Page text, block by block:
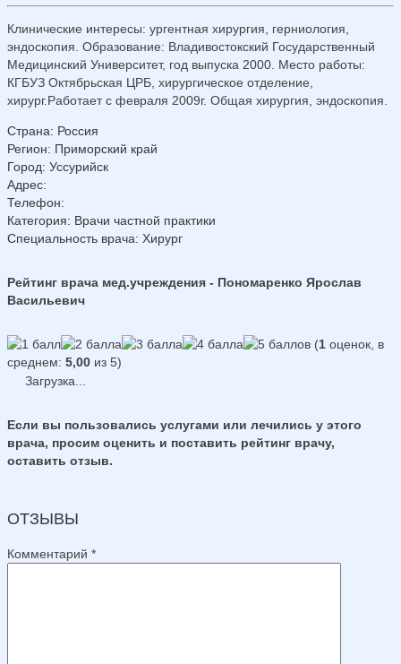
Клинические интересы: ургентная хирургия, герниология,
эндоскопия. Образование: Владивостокский Государственный
Медицинский Университет, год выпуска 2000. Место работы:
КГБУЗ Октябрьская ЦРБ, хирургическое отделение,
хирург.Работает с февраля 2009г. Общая хирургия, эндоскопия.
Страна: Россия
Регион: Приморский край
Город: Уссурийск
Адрес:
Телефон:
Категория: Врачи частной практики
Специальность врача: Хирург
Рейтинг врача мед.учреждения - Пономаренко Ярослав
Васильевич
(1 оценок, в
среднем: 5,00 из 5)
Загрузка...
Если вы пользовались услугами или лечились у этого
врача, просим оценить и поставить рейтинг врачу,
оставить отзыв.
ОТЗЫВЫ
Комментарий *